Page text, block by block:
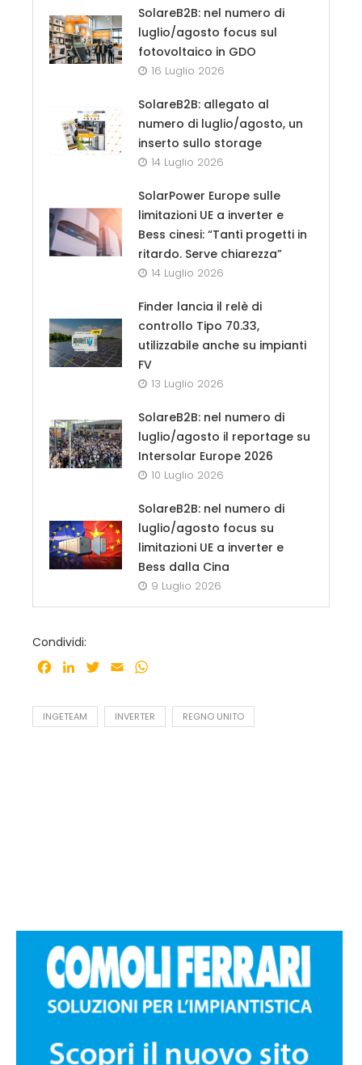
SolareB2B: nel numero di
luglio/agosto focus sul
fotovoltaico in GDO
16 Luglio 2026
SolareB2B: allegato al
numero di luglio/agosto, un
inserto sullo storage
14 Luglio 2026
SolarPower Europe sulle
limitazioni UE a inverter e
Bess cinesi: “Tanti progetti in
ritardo. Serve chiarezza”
14 Luglio 2026
Finder lancia il relè di
controllo Tipo 70.33,
utilizzabile anche su impianti
FV
13 Luglio 2026
SolareB2B: nel numero di
luglio/agosto il reportage su
Intersolar Europe 2026
10 Luglio 2026
SolareB2B: nel numero di
luglio/agosto focus su
limitazioni UE a inverter e
Bess dalla Cina
9 Luglio 2026
Condividi:
Facebook
LinkedInTwitter
Email
INGETEAM INVERTER REGNO UNITO